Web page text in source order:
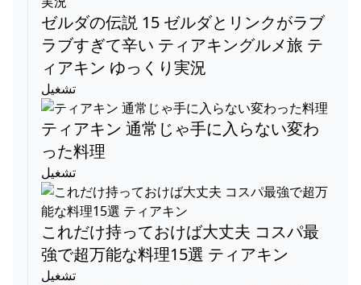
ゼルダの伝説 15 ゼルダとリンクがラブ
ラブすぎて辛い ティアキングルメ旅 テ
ィアキン ゆっくり実況
تشغيل
ティアキン 通常じゃ手に入らない変わ
った料理
تشغيل
これだけ持っておけば大丈夫 コスパ最
強で超万能な料理15選 ティアキン
تشغيل